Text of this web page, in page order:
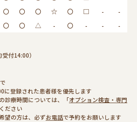
〇 〇 〇 ☆ 〇 □ -
-
〇 〇 △ - 〇 - - -
付14:00）
登録された患者様を優先します
診療時間については、「オプション検査・専門
ださい
望の方は、必ずお電話で予約をお願いします